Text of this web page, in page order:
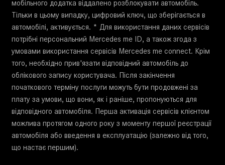
мобільного додатка віддалено розблокувати автомобіль.
Тільки в цьому випадку, цифровий ключ, що зберігається в
автомобілі, активується. * Для використання даних сервісів
потрібні персональний Mercedes me ID, а також згода з
умовами використання сервісів Mercedes me connect. Крім
того, необхідно прив'язати відповідний автомобіль до
облікового запису користувача. Після закінчення
початкового терміну послуги можуть бути продовжені за
плату за умови, що вони, як і раніше, пропонуються для
відповідного автомобіля. Перша активація сервісів клієнтом
можлива протягом одного року з моменту першої реєстрації
автомобіля або введення в експлуатацію (залежно від того,
що настає першим).